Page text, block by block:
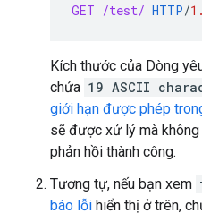
GET /test/ HTTP/
Kích thước của Dòng
chứa 19 ASCII
giới hạn được phép
sẽ được xử lý mà
phản hồi thành công.
Tương tự, nếu bạn xem
báo lỗi hiển thị ở trên,